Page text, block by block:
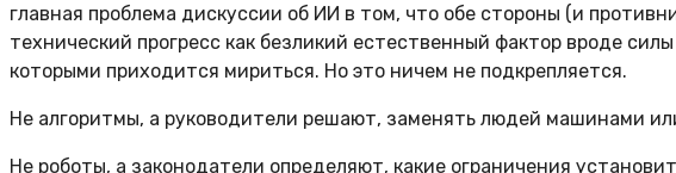
главная проблема дискуссии об ИИ в том, что обе стороны (и
технический прогресс как безликий естественный фактор вроде
которыми приходится мириться. Но это ничем не подкрепляется.
Не алгоритмы, а руководители решают, заменять людей машинами
Не роботы, а законодатели определяют, какие ограничения